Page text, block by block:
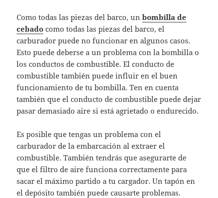
Como todas las piezas del barco, unbombilla de
cebado como todas las piezas del barco, el
carburador puede no funcionar en algunos casos.
Esto puede deberse a un problema con la bombilla o
los conductos de combustible. El conducto de
combustible también puede influir en el buen
funcionamiento de tu bombilla. Ten en cuenta
también que el conducto de combustible puede dejar
pasar demasiado aire si está agrietado o endurecido.
Es posible que tengas un problema con el
carburador de la embarcación al extraer el
combustible. También tendrás que asegurarte de
que el filtro de aire funciona correctamente para
sacar el máximo partido a tu cargador. Un tapón en
el depósito también puede causarte problemas.